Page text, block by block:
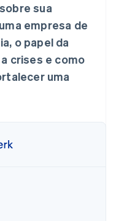
sua
empresa de
o papel da
crises e como
uma